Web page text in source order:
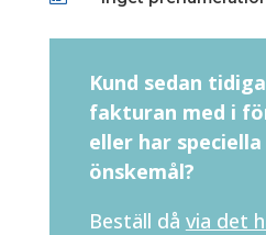
Kund sedan
fakturan med i
eller har
önskemål?
Beställ då via det